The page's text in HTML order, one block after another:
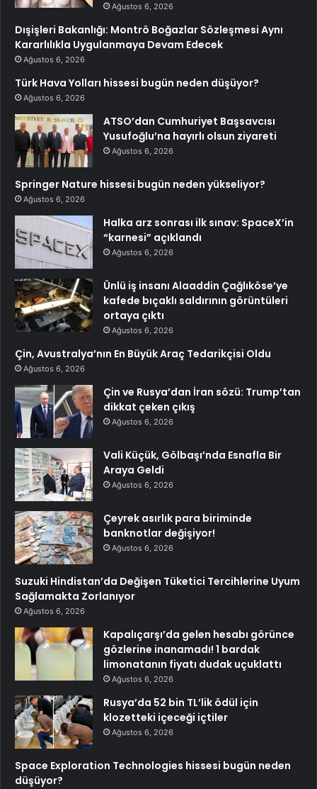
Ağustos 6, 2026
Dışişleri Bakanlığı: Montrö Boğazlar Sözleşmesi Aynı
Kararlılıkla Uygulanmaya Devam Edecek
Ağustos 6, 2026
Türk Hava Yolları hissesi bugün neden düşüyor?
Ağustos 6, 2026
ATSO’dan Cumhuriyet Başsavcısı
Yusufoğlu’na hayırlı olsun ziyareti
Ağustos 6, 2026
Springer Nature hissesi bugün neden yükseliyor?
Ağustos 6, 2026
Halka arz sonrası ilk sınav: SpaceX’in
“karnesi” açıklandı
Ağustos 6, 2026
Ünlü iş insanı Alaaddin Çağlıköse’ye
kafede bıçaklı saldırının görüntüleri
ortaya çıktı
Ağustos 6, 2026
Çin, Avustralya’nın En Büyük Araç Tedarikçisi Oldu
Ağustos 6, 2026
Çin ve Rusya’dan İran sözü: Trump’tan
dikkat çeken çıkış
Ağustos 6, 2026
Vali Küçük, Gölbaşı’nda Esnafla Bir
Araya Geldi
Ağustos 6, 2026
Çeyrek asırlık para biriminde
banknotlar değişiyor!
Ağustos 6, 2026
Suzuki Hindistan’da Değişen Tüketici Tercihlerine Uyum
Sağlamakta Zorlanıyor
Ağustos 6, 2026
Kapalıçarşı’da gelen hesabı görünce
gözlerine inanamadı! 1 bardak
limonatanın fiyatı dudak uçuklattı
Ağustos 6, 2026
Rusya’da 52 bin TL’lik ödül için
klozetteki içeceği içtiler
Ağustos 6, 2026
Space Exploration Technologies hissesi bugün neden
düşüyor?